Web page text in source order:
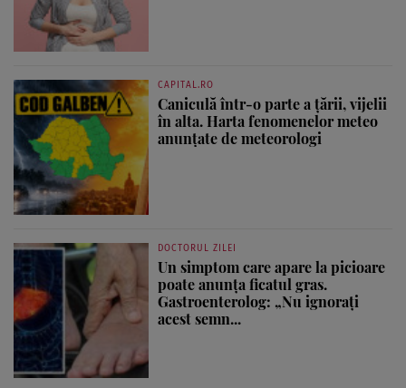
CAPITAL.RO
Caniculă într-o parte a țării, vijelii
în alta. Harta fenomenelor meteo
anunțate de meteorologi
DOCTORUL ZILEI
Un simptom care apare la picioare
poate anunța ficatul gras.
Gastroenterolog: „Nu ignorați
acest semn...